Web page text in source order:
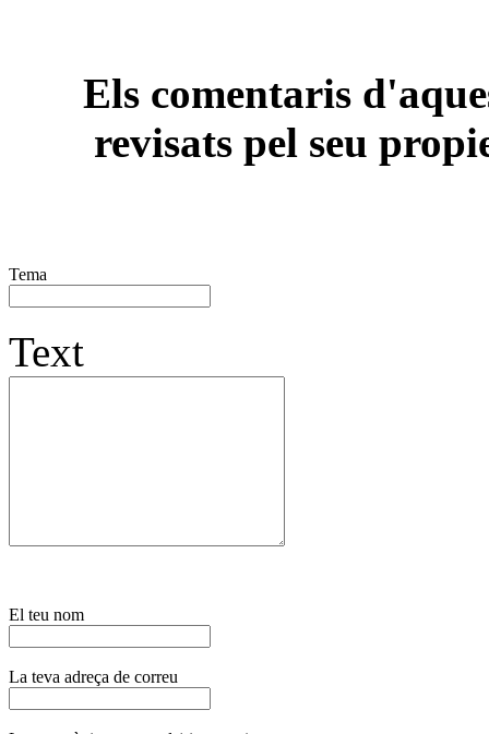
Els comentaris
revisats pel seu
Tema
Text
El teu nom
La teva adreça de correu